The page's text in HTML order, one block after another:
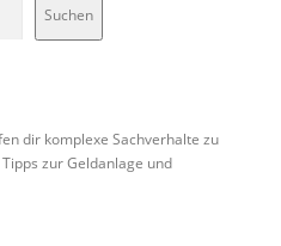
Suchen
dir komplexe Sachverhalte zu
zur Geldanlage und